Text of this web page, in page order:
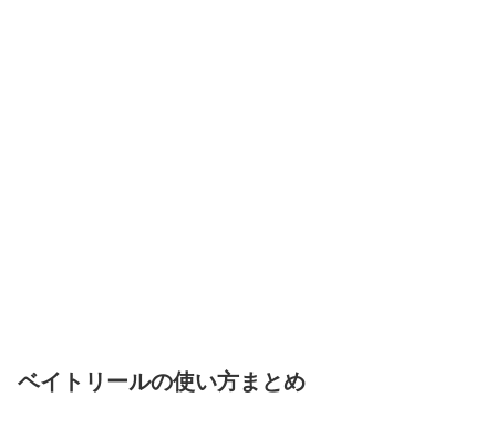
ベイトリールの使い方まとめ